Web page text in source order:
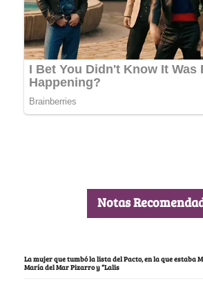
Notas
La mujer que tumbó la lista del Pacto, en la que estaba
María del Mar Pizarro y “Lalis